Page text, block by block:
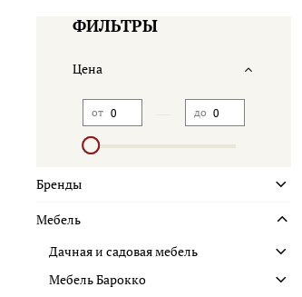
ФИЛЬТРЫ
Цена
от до
Бренды
Мебель
Дачная и садовая мебель
Мебель Барокко